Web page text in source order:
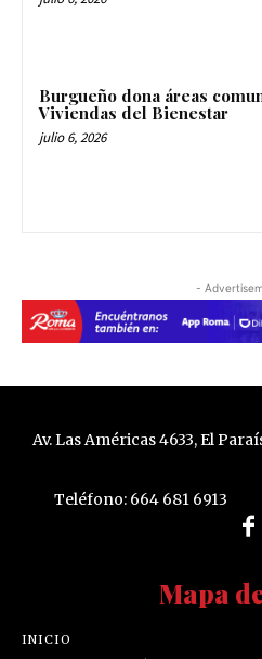
Burgueño dona áreas
Viviendas del Bienestar
julio 6, 2026
-
Av. Las Américas 4633, El
Teléfono: 664 681 6913
Mapa
INICIO